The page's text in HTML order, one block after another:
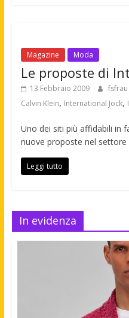
Magazine Moda
Le proposte di
13 Febbraio 2009 fsfrau
Calvin Klein, International Jock,
Uno dei siti più affidabili in
nuove proposte nel settore
Leggi tutto
In evidenza